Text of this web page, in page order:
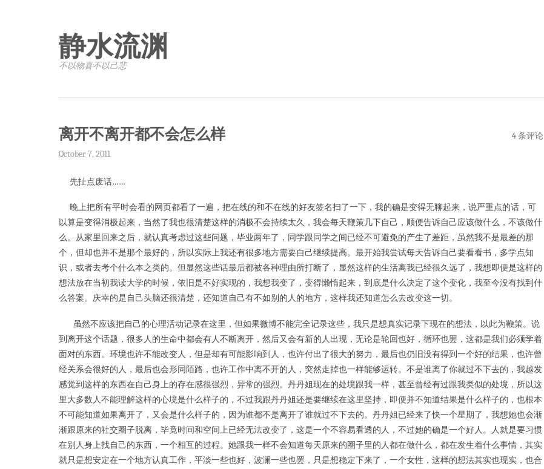
静水流渊
不以物喜·不以己悲
离开不离开都不会怎么样
October 7, 2011
4 条评论
先扯点废话……
晚上把所有平时会看的网页都看了一遍，把在线的和不在线的好友签名扫了一下，我的确是变得无聊起来，说严重点的话，可
以算是变得消极起来，当然了我也很清楚这样的消极不会持续太久，我会每天鞭策几下自己，顺便告诉自己应该做什么，不该做什
么。从家里回来之后，就认真考虑过这些问题，毕业两年了，同学跟同学之间已经不可避免的产生了差距，虽然我不是最差的那
个，但却也并不是那个最好的，所以实际上我还有很多地方需要自己继续提高。最开始我尝试每天告诉自己要看看书，多学点知
识，或者去考个什么本之类的。但显然这些话最后都被各种理由所打断了，显然这样的生活离我已经很久远了，我想即便是这样的
想法放在当初我读大学的时候，依旧是不好实现的，我想我变了，变得懒惰起来，到底是什么决定了这个变化，我至今没有找到什
么答案。庆幸的是自己头脑还很清楚，还知道自己有不如别的人的地方，这样我还知道怎么去改变这一切。
虽然不应该把自己的心理活动记录在这里，但如果微博不能完全记录这些，我只是想真实记录下现在的想法，以此为鞭策。说
到离开这个话题，很多人的生命中都会有人不断离开，然后又会有新的人出现，无论是轮回也好，循环也罢，这都是我们必须学着
面对的东西。环境也许不能改变人，但是却有可能影响到人，也许付出了很大的努力，最后也仍旧没有得到一个好的结果，也许曾
经关系会很好的人，最后也会形同陌路，也许工作中离不开的人，突然走掉也一样能够运转。不是谁离了你就过不下去的，我越发
感觉到这样的东西在自己身上的存在感很强烈，异常的强烈。丹丹姐现在的处境跟我一样，甚至曾经有过跟我类似的处境，所以这
里大多数人不能理解这样的心境是什么样子的，不过我跟丹丹姐还是要继续在这里坚持，即便并不知道结果是什么样子的，也根本
不可能知道如果离开了，又会是什么样子的，因为谁都不是离开了谁就过不下去的。丹丹姐已经来了快一个星期了，我想她也会渐
渐跟原来的社交圈子脱离，毕竟时间和空间上已经无法改变了，这是一个不容易看透的人，不过她的确是一个好人。人就是要习惯
在别人身上找自己的东西，一个相互的过程。她跟我一样不会知道每天原来的圈子里的人都在做什么，都在发生着什么事情，其实
就只是想安定在一个地方认真工作，平淡一些也好，波澜一些也罢，只是想稳定下来了，一个女性，这样的想法其实也现实，也合